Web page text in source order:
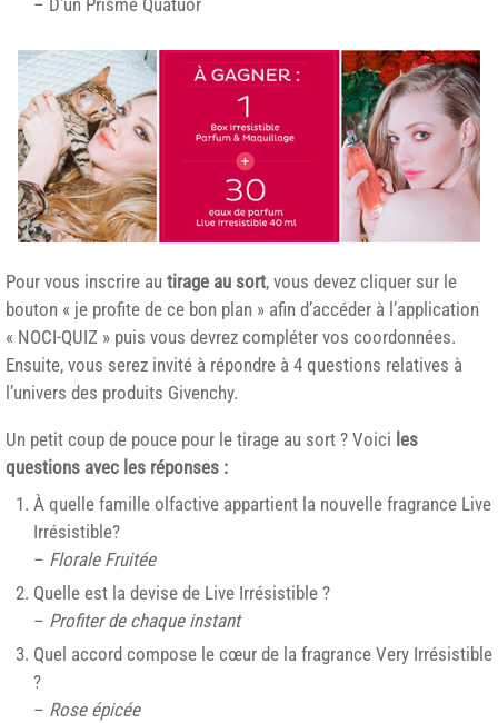
– D’un Prisme Quatuor
Pour vous inscrire au tirage au sort, vous devez cliquer sur le
bouton « je profite de ce bon plan » afin d’accéder à l’application
« NOCI-QUIZ » puis vous devrez compléter vos coordonnées.
Ensuite, vous serez invité à répondre à 4 questions relatives à
l’univers des produits Givenchy.
Un petit coup de pouce pour le tirage au sort ? Voici les
questions avec les réponses :
À quelle famille olfactive appartient la nouvelle fragrance Live
Irrésistible?
– Florale Fruitée
Quelle est la devise de Live Irrésistible ?
– Profiter de chaque instant
Quel accord compose le cœur de la fragrance Very Irrésistible
?
– Rose épicée